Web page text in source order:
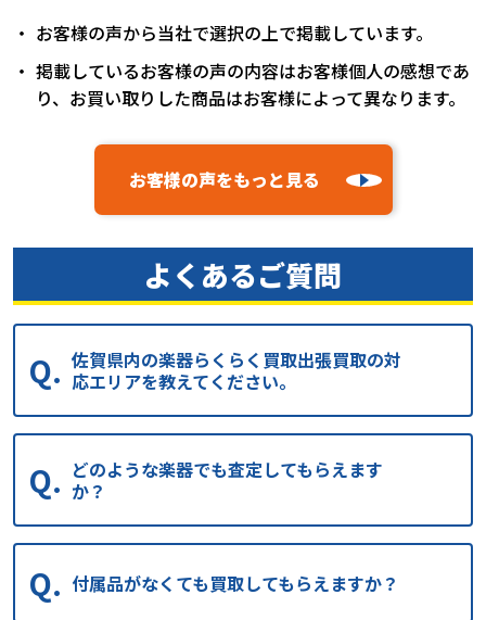
お客様の声から当社で選択の上で掲載しています。
掲載しているお客様の声の内容はお客様個人の感想であ
り、お買い取りした商品はお客様によって異なります。
お客様の声をもっと見る
よくあるご質問
佐賀県内の楽器らくらく買取出張買取の対
応エリアを教えてください。
どのような楽器でも査定してもらえます
か？
付属品がなくても買取してもらえますか？